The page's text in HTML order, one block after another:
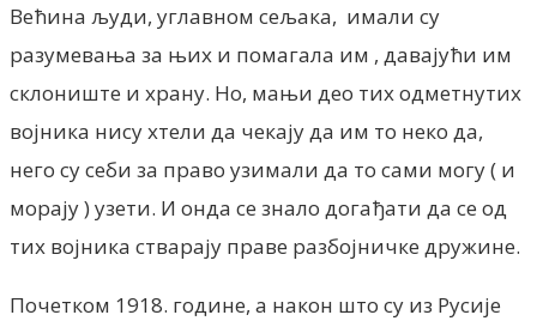
Већина људи, углавном сељака, имали су
разумевања за њих и помагала им , давајући им
склониште и храну. Но, мањи део тих одметнутих
војника нису хтели да чекају да им то неко да,
него су себи за право узимали да то сами могу ( и
морају ) узети. И онда се знало догађати да се од
тих војника стварају праве разбојничке дружине.
Почетком 1918. године, а након што су из Русије